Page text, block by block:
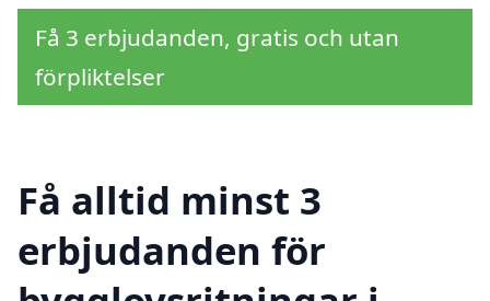
Få 3 erbjudanden, gratis och utan
förpliktelser
Få alltid minst 3
erbjudanden för